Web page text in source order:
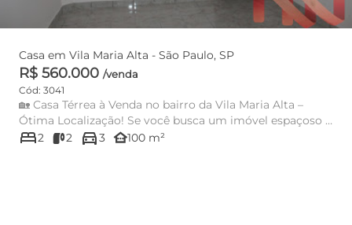
Casa em Vila Maria Alta - São Paulo, SP
R$ 560.000 /venda
Cód: 3041
🏡 Casa Térrea à Venda no bairro da Vila Maria Alta –
Ótima Localização! Se você busca um imóvel espaçoso e
bem loc...
bed2 2 directions_car3 other_houses100 m²